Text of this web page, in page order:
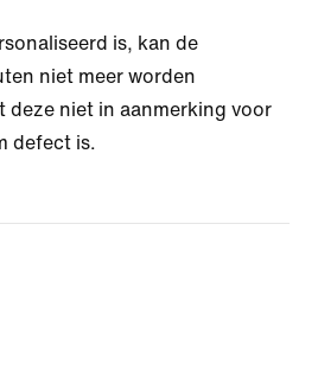
is, kan de
niet meer worden
deze niet in aanmerking voor
defect is.